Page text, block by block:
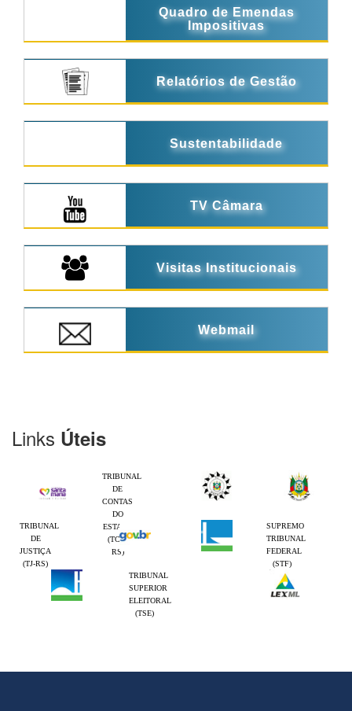
Quadro de Emendas
Impositivas
Relatórios de Gestão
Sustentabilidade
TV Câmara
Visitas Institucionais
Webmail
Links Úteis
TRIBUNAL
DE
CONTAS
DO
ESTADO
(TCE-
RS)
TRIBUNAL
DE
JUSTIÇA
(TJ-RS)
SUPREMO
TRIBUNAL
FEDERAL
(STF)
TRIBUNAL
SUPERIOR
ELEITORAL
(TSE)